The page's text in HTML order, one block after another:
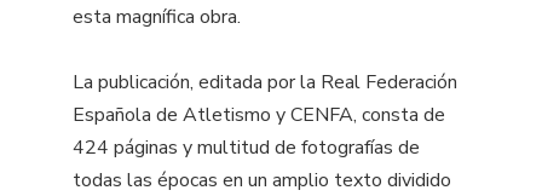
esta magnífica obra.
La publicación, editada por la Real Federación
Española de Atletismo y CENFA, consta de
424 páginas y multitud de fotografías de
todas las épocas en un amplio texto dividido